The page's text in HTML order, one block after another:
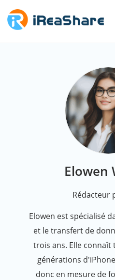
Elowen
Rédacteur
Elowen est spécialisé
et le transfert de
trois ans. Elle connaît
générations
donc en mesure de